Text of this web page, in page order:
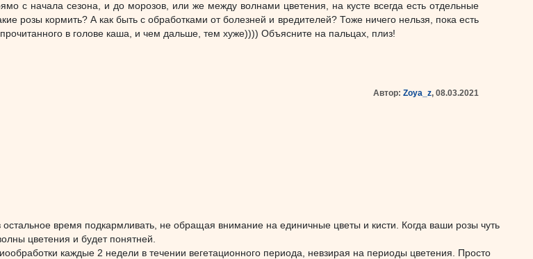
с начала сезона, и до морозов, или же между волнами цветения, на кусте всегда есть отдельные
розы кормить? А как быть с обработками от болезней и вредителей? Тоже ничего нельзя, пока есть
в голове каша, и чем дальше, тем хуже)))) Объясните на пальцах, плиз!
Автор: Zoya_z, 08.03.2021
время подкармливать, не обращая внимание на единичные цветы и кисти. Когда ваши розы чуть
цветения и будет понятней.
каждые 2 недели в течении вегетационного периода, невзирая на периоды цветения. Просто